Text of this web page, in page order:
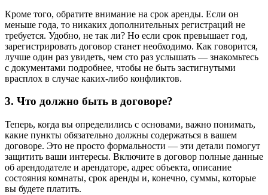
Кроме того, обратите внимание на срок аренды. Если он
меньше года, то никаких дополнительных регистраций не
требуется. Удобно, не так ли? Но если срок превышает год,
зарегистрировать договор станет необходимо. Как говорится,
лучше один раз увидеть, чем сто раз услышать — знакомьтесь
с документами подробнее, чтобы не быть застигнутыми
врасплох в случае каких-либо конфликтов.
3. Что должно быть в договоре?
Теперь, когда вы определились с основами, важно понимать,
какие пункты обязательно должны содержаться в вашем
договоре. Это не просто формальности — эти детали помогут
защитить ваши интересы. Включите в договор полные данные
об арендодателе и арендаторе, адрес объекта, описание
состояния комнаты, срок аренды и, конечно, суммы, которые
вы будете платить.